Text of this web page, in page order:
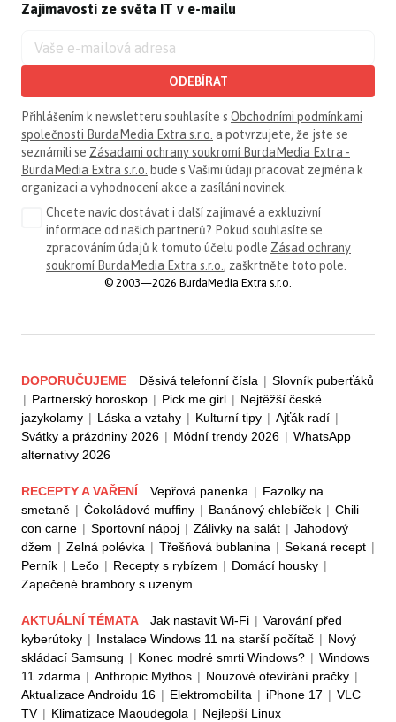
Zajímavosti ze světa IT v e-mailu
ODEBÍRAT
Přihlášením k newsletteru souhlasíte s Obchodními podmínkami
společnosti BurdaMedia Extra s.r.o. a potvrzujete, že jste se
seznámili se Zásadami ochrany soukromí BurdaMedia Extra -
BurdaMedia Extra s.r.o. bude s Vašimi údaji pracovat zejména k
organizaci a vyhodnocení akce a zasílání novinek.
Chcete navíc dostávat i další zajímavé a exkluzivní
informace od našich partnerů? Pokud souhlasíte se
zpracováním údajů k tomuto účelu podle Zásad ochrany
soukromí BurdaMedia Extra s.r.o., zaškrtněte toto pole.
© 2003—2026 BurdaMedia Extra s.r.o.
DOPORUČUJEME Děsivá telefonní čísla | Slovník puberťáků
| Partnerský horoskop | Pick me girl | Nejtěžší české
jazykolamy | Láska a vztahy | Kulturní tipy | Ajťák radí |
Svátky a prázdniny 2026 | Módní trendy 2026 | WhatsApp
alternativy 2026
RECEPTY A VAŘENÍ Vepřová panenka | Fazolky na
smetaně | Čokoládové muffiny | Banánový chlebíček | Chili
con carne | Sportovní nápoj | Zálivky na salát | Jahodový
džem | Zelná polévka | Třešňová bublanina | Sekaná recept |
Perník | Lečo | Recepty s rybízem | Domácí housky |
Zapečené brambory s uzeným
AKTUÁLNÍ TÉMATA Jak nastavit Wi-Fi | Varování před
kyberútoky | Instalace Windows 11 na starší počítač | Nový
skládací Samsung | Konec modré smrti Windows? | Windows
11 zdarma | Anthropic Mythos | Nouzové otevírání pračky |
Aktualizace Androidu 16 | Elektromobilita | iPhone 17 | VLC
TV | Klimatizace Maoudegola | Nejlepší Linux